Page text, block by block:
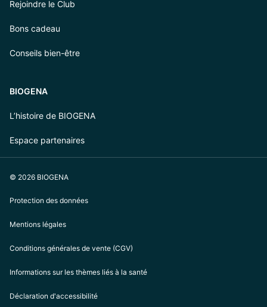
Rejoindre le Club
Bons cadeau
Conseils bien-être
BIOGENA
L’histoire de BIOGENA
Espace partenaires
© 2026 BIOGENA
Protection des données
Mentions légales
Conditions générales de vente (CGV)
Informations sur les thèmes liés à la santé
Déclaration d'accessibilité